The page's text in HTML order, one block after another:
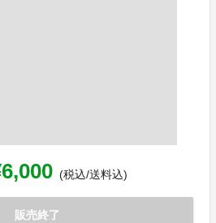
(税込/送料込)
販売終了